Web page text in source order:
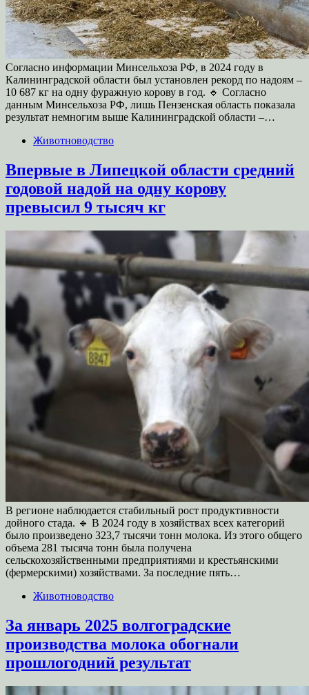
Согласно информации Минсельхоза РФ, в 2024 году в
Калининградской области был установлен рекорд по надоям –
10 687 кг на одну фуражную корову в год. 🔹 Согласно
данным Минсельхоза РФ, лишь Пензенская область показала
результат немногим выше Калининградской области –…
Животноводство
Впервые в Липецкой области средний
годовой надой на одну корову
превысил 9 тысяч кг
В регионе наблюдается стабильный рост продуктивности
дойного стада. 🔹 В 2024 году в хозяйствах всех категорий
было произведено 323,7 тысячи тонн молока. Из этого общего
объема 281 тысяча тонн была получена
сельскохозяйственными предприятиями и крестьянскими
(фермерскими) хозяйствами. За последние пять…
Животноводство
За январь 2025 волгоградские
производства молока обогнали
прошлогодний результат